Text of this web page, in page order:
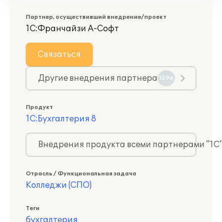
Партнер, осуществивший внедрение/проект
1С:Франчайзи А-Софт
Связаться
Другие внедрения партнера 1296
Продукт
1С:Бухгалтерия 8
Внедрения продукта всеми партнерами
Отрасль / Функциональная задача
Колледжи (СПО)
Теги
бухгалтерия